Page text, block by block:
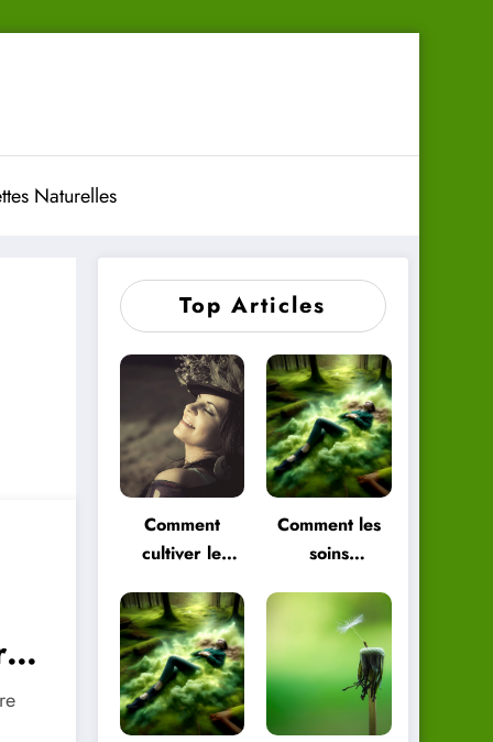
Naturelles
Top Articles
Comment
cultiver le
vivre pour
être plus
heureux
Comment les
soins
peuvent vous
aider à
retrouver
l’équilibre